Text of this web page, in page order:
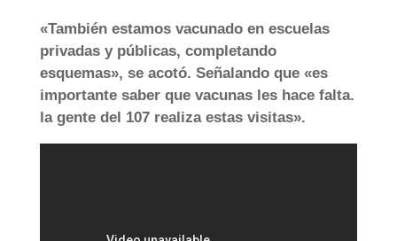
«También estamos vacunado en escuelas
privadas y públicas, completando
esquemas», se acotó. Señalando que «es
importante saber que vacunas les hace falta.
la gente del 107 realiza estas visitas».